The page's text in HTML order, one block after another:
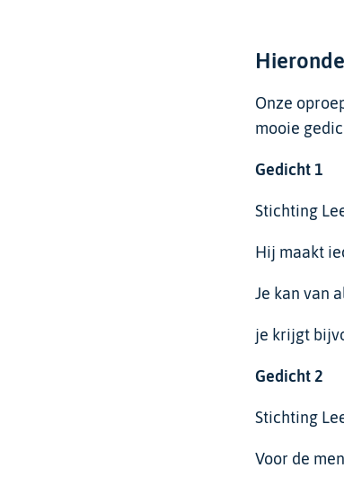
Onze
mooie
Gedicht 1
Stichting
Hij maakt
Je kan van
je krijgt
Gedicht2
Stichting
Voor de